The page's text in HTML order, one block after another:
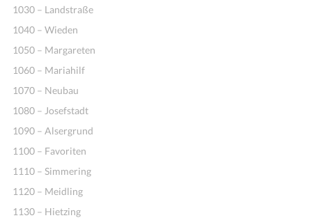
1030 – Landstraße
1040 – Wieden
1050 – Margareten
1060 – Mariahilf
1070 – Neubau
1080 – Josefstadt
1090 – Alsergrund
1100 – Favoriten
1110 – Simmering
1120 – Meidling
1130 – Hietzing